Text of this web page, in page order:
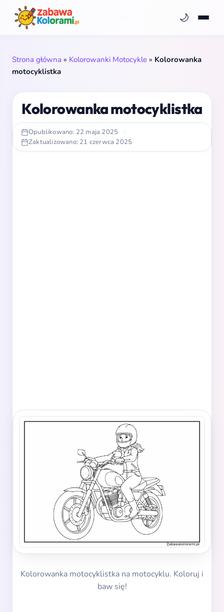
🌙
Strona główna » Kolorowanki Motocykle » Kolorowanka
motocyklistka
Kolorowanka motocyklistka
Opublikowano: 22 maja 2025
|
Zaktualizowano: 21 czerwca 2025
Kolorowanka motocyklistka na motocyklu. Koloruj i
baw się!